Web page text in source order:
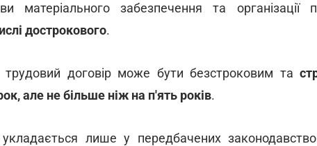
матеріального забезпечення та організації
дострокового.
договір може бути безстроковим та
але не більше ніж на п'ять років.
лише у передбачених